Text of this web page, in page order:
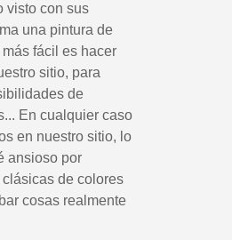
Paga en 4 plazos sin
Obtenga su presupuesto
Comparte tus
Devuelve los
visto con sus
una pintura de
fácil es hacer
sitio, para
de
En cualquier caso
en nuestro sitio, lo
ansioso por
de colores
cosas realmente